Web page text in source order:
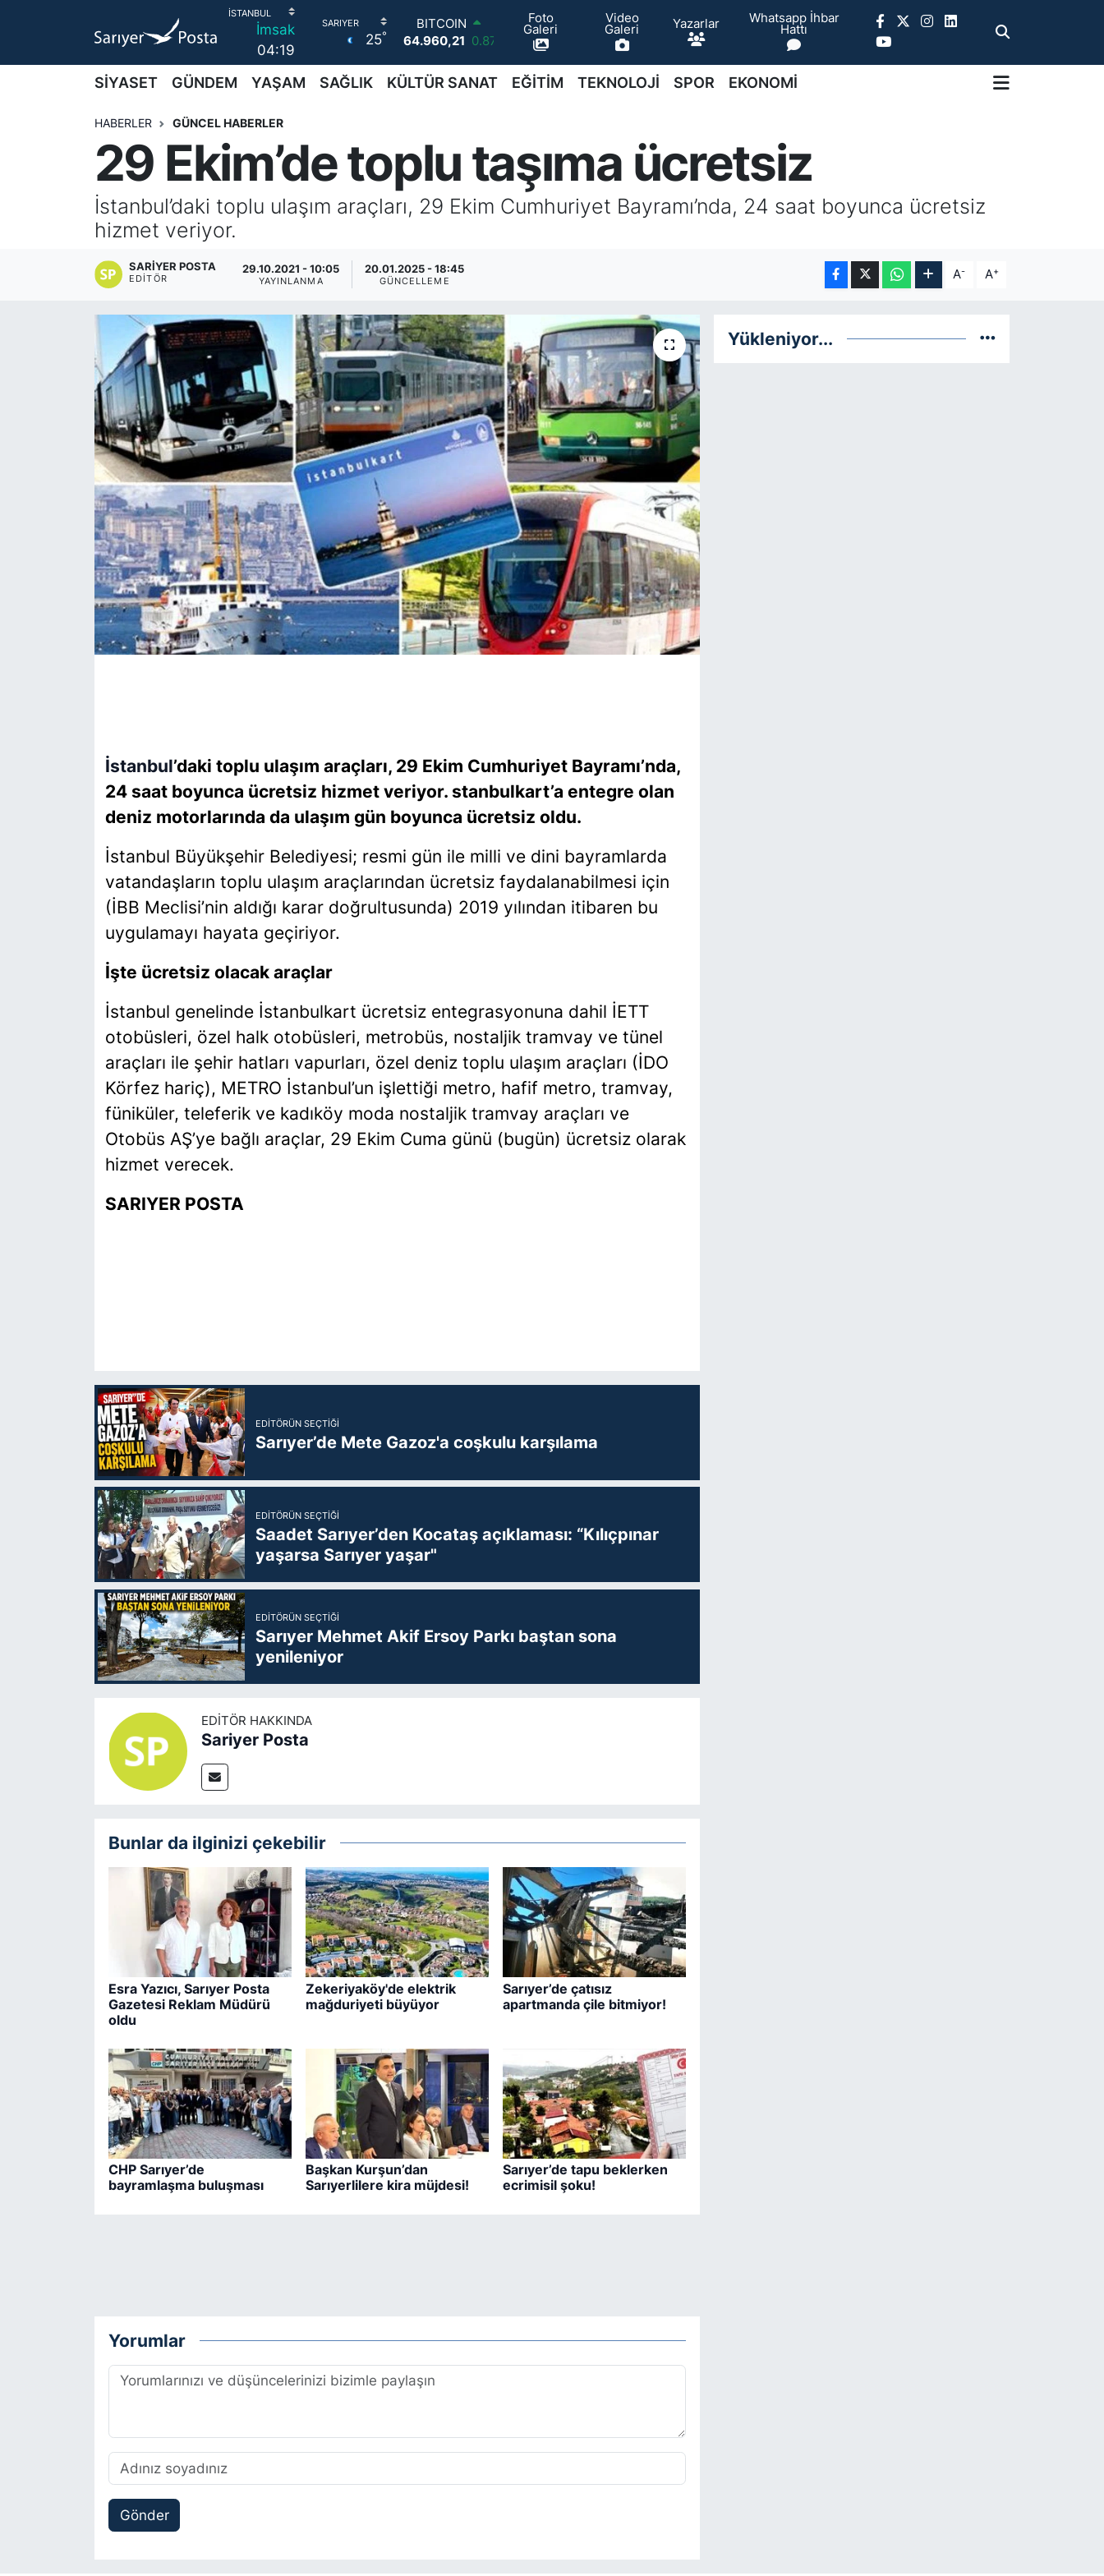
İmsak
04:19
25°
64.960,21
DOLAR
47,7436 0.18
EURO
GRAM ALTIN
6648.99
2.59
13.779 -14
Foto
Galeri
Video
Galeri Yazarlar Whatsapp İhbar
Hattı
SİYASET GÜNDEM YAŞAM SAĞLIK KÜLTÜR SANAT EĞİTİM TEKNOLOJİ SPOR EKONOMİ
HABERLER GÜNCEL HABERLER
29 Ekim’de toplu taşıma ücretsiz
İstanbul’daki toplu ulaşım araçları, 29 Ekim Cumhuriyet Bayramı’nda, 24 saat boyunca ücretsiz
hizmet veriyor.
SARIYER POSTA
EDITÖR
29.10.2021 - 10:05
YAYINLANMA
20.01.2025 - 18:45
GÜNCELLEME A- A+
İstanbul’daki toplu ulaşım araçları, 29 Ekim Cumhuriyet Bayramı’nda,
24 saat boyunca ücretsiz hizmet veriyor. stanbulkart’a entegre olan
deniz motorlarında da ulaşım gün boyunca ücretsiz oldu.
İstanbul Büyükşehir Belediyesi; resmi gün ile milli ve dini bayramlarda
vatandaşların toplu ulaşım araçlarından ücretsiz faydalanabilmesi için
(İBB Meclisi’nin aldığı karar doğrultusunda) 2019 yılından itibaren bu
uygulamayı hayata geçiriyor.
İşte ücretsiz olacak araçlar
İstanbul genelinde İstanbulkart ücretsiz entegrasyonuna dahil İETT
otobüsleri, özel halk otobüsleri, metrobüs, nostaljik tramvay ve tünel
araçları ile şehir hatları vapurları, özel deniz toplu ulaşım araçları (İDO
Körfez hariç), METRO İstanbul’un işlettiği metro, hafif metro, tramvay,
füniküler, teleferik ve kadıköy moda nostaljik tramvay araçları ve
Otobüs AŞ’ye bağlı araçlar, 29 Ekim Cuma günü (bugün) ücretsiz olarak
hizmet verecek.
SARIYER POSTA
EDITÖRÜN SEÇTIĞI
Sarıyer’de Mete Gazoz'a coşkulu karşılama
EDITÖRÜN SEÇTIĞI
Saadet Sarıyer’den Kocataş açıklaması: “Kılıçpınar
yaşarsa Sarıyer yaşar"
EDITÖRÜN SEÇTIĞI
Sarıyer Mehmet Akif Ersoy Parkı baştan sona
yenileniyor
EDITÖR HAKKINDA
Sariyer Posta
Bunlar da ilginizi çekebilir
Esra Yazıcı, Sarıyer Posta
Gazetesi Reklam Müdürü
oldu
Zekeriyaköy'de elektrik
mağduriyeti büyüyor
Sarıyer’de çatısız
apartmanda çile bitmiyor!
CHP Sarıyer’de
bayramlaşma buluşması
Başkan Kurşun’dan
Sarıyerlilere kira müjdesi!
Sarıyer’de tapu beklerken
ecrimisil şoku!
Yorumlar
Gönder
Yükleniyor...
AKTUEL
EMLAK
FOTO GALERİ
GÜNCEL HABERLER
GÜNDEM
KÖŞE YAZILARI
KÖŞE YAZILARI (Arşiv)
KÜLTÜR SANAT
MAGAZİN
RÖPORTAJ
SAĞLIK
SARIYER HABERLERİ
SİYASET
SON DAKİKA HABERİ
TEKNOLOJİ
TÜRKİYE VE DÜNYA GÜNDEMİ
VİDEO GALERİ
İstanbul Nöbetçi Eczaneler
İstanbul Namaz Vakitleri
Süper Lig Puan Durumu ve Fikstür
Tüm Manşetler
Son Dakika Haberleri
Haber Arşivi